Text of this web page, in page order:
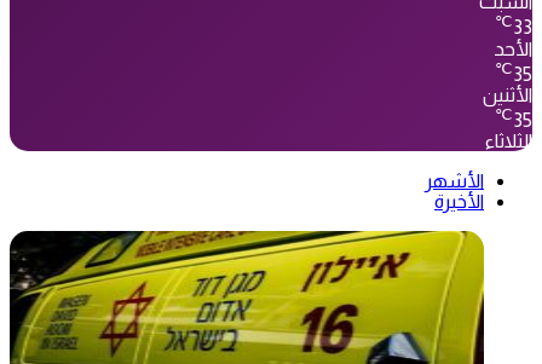
33
℃
الأحد
35
℃
الأثنين
35
℃
الثلاثاء
الأشهر
الأخيرة